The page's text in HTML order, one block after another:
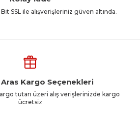
SSL ile alışverişleriniz güven altında.
Kargo Seçenekleri
tutarı üzeri alış verişlerinizde kargo
ücretsiz